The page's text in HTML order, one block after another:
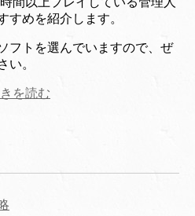
すめを紹介します。
フトを選んでいますので、ぜ
い。
を読む